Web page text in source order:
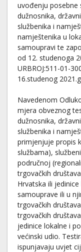
uvođenju posebne
dužnosnika,
službenika i
namještenika u
samoupravi te
od 12. studenoga
URBROJ:511-01-
16.studenog
Navedenom
mjera obveznog
dužnosnika,
službenika i
primjenjuje propis
službama),
područnoj
trgovačkih
Hrvatska ili
samouprave ili u
trgovačkih
trgovačkih
jedinice lokalne i
većinski udio.
ispunjavaju uvjet